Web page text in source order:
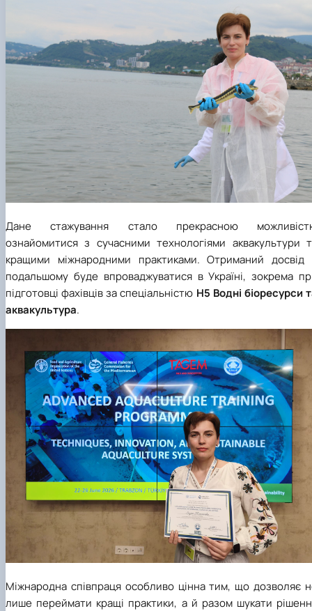
Дане стажування стало прекрасною
ознайомитися з сучасними технологіями аквакультури
кращими міжнародними практиками. Отриманий досвід
подальшому буде впроваджуватися в Україні, зокрема
підготовці фахівців за спеціальністю Н5 Водні біоресурси
аквакультура.
Міжнародна співпраця особливо цінна тим, що дозволяє
лише переймати кращі практики, а й разом шукати